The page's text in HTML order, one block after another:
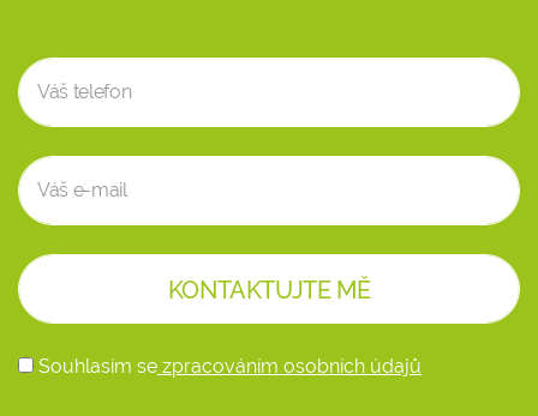
Souhlasím se zpracováním osobních údajů